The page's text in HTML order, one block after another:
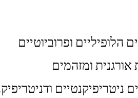
ופרוביוטיים
ומזהמים
ניטריפיקנטיים